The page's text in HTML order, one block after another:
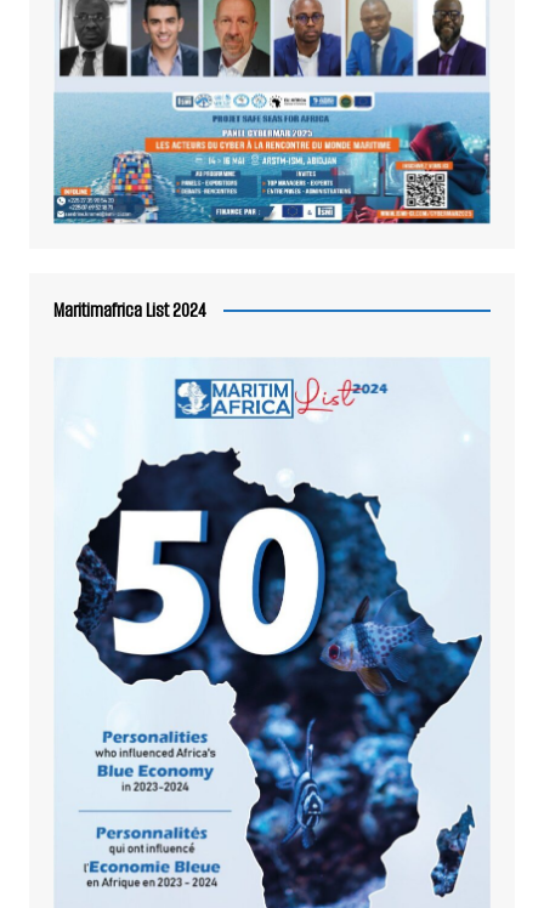
Maritimafrica List 2024